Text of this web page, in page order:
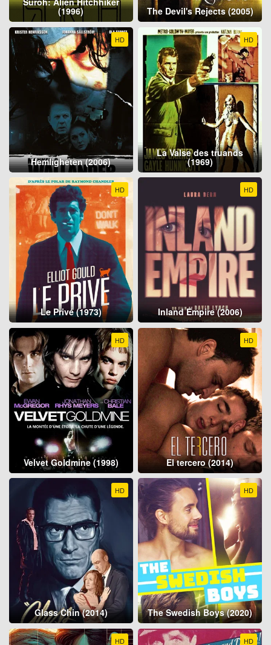
(1996) The Devil's Rejects (2005)
HD
Hemligheten (2006)
HD
La Valse des truands
(1969)
HD
Le Privé (1973)
HD
Inland Empire (2006)
HD
Velvet Goldmine (1998)
HD
El tercero (2014)
HD
Glass Chin (2014)
HD
The Swedish Boys (2020)
HD HD